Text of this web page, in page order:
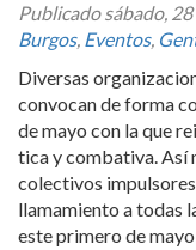
Publicadosábado,
Burgos, Eventos,
Diversas
convocan de forma
de mayo con la que
tica y combativa. Así­
colectivos
llamamiento a todas
este primero de